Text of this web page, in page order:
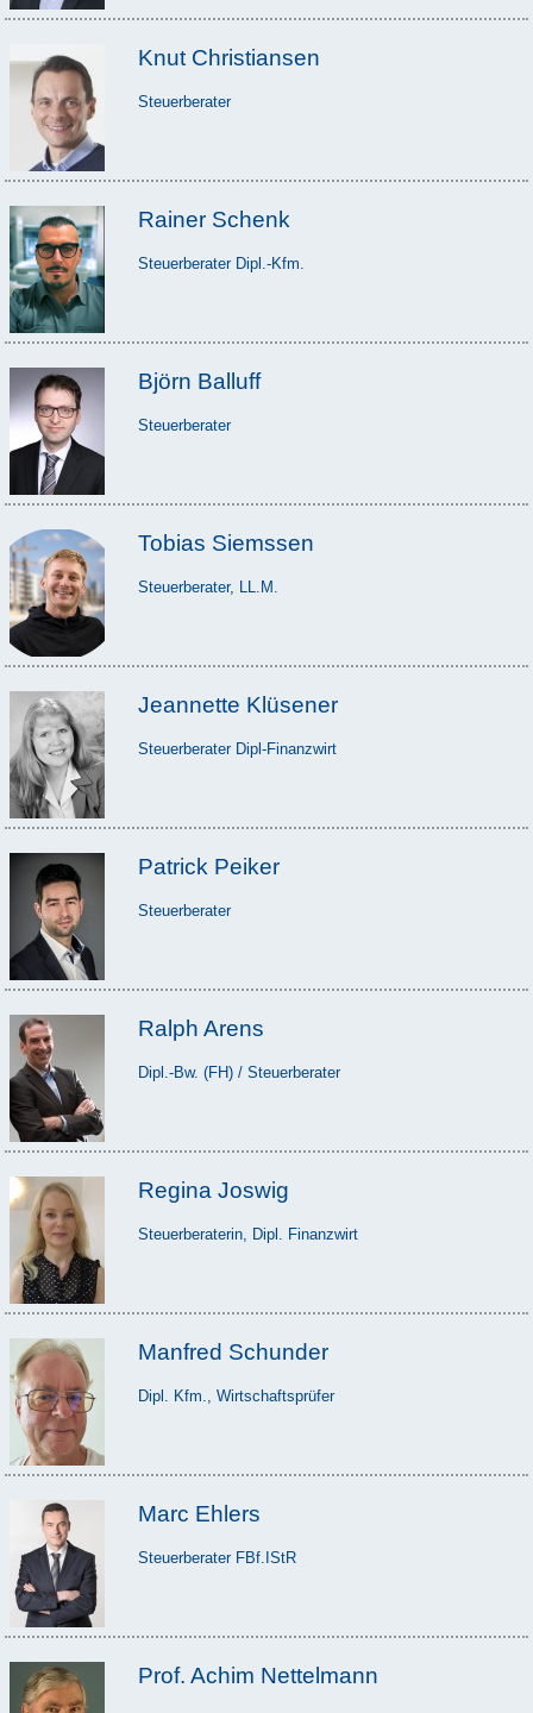
Knut Christiansen
Steuerberater
Rainer Schenk
Steuerberater Dipl.-Kfm.
Björn Balluff
Steuerberater
Tobias Siemssen
Steuerberater, LL.M.
Jeannette Klüsener
Steuerberater Dipl-Finanzwirt
Patrick Peiker
Steuerberater
Ralph Arens
Dipl.-Bw. (FH) / Steuerberater
Regina Joswig
Steuerberaterin, Dipl. Finanzwirt
Manfred Schunder
Dipl. Kfm., Wirtschaftsprüfer
Marc Ehlers
Steuerberater FBf.IStR
Prof. Achim Nettelmann